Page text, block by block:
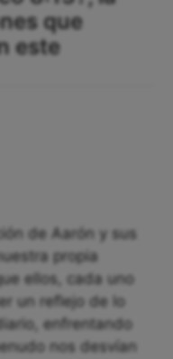
que
este
de Aarón y sus
propia
ellos, cada uno
un reflejo de lo
enfrentando
nos desvían